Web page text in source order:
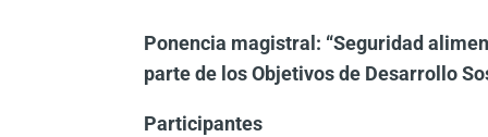
Ponencia magistral: “Seguridad
parte de los Objetivos de Desarrollo
Participantes